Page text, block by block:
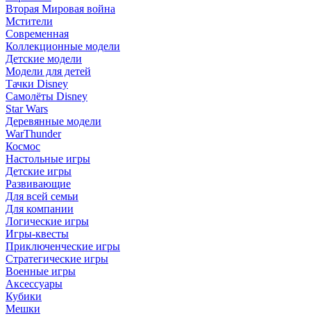
Вторая Мировая война
Мстители
Современная
Коллекционные модели
Детские модели
Модели для детей
Тачки Disney
Самолёты Disney
Star Wars
Деревянные модели
WarThunder
Космос
Настольные игры
Детские игры
Развивающие
Для всей семьи
Для компании
Логические игры
Игры-квесты
Приключенческие игры
Стратегические игры
Военные игры
Аксессуары
Кубики
Мешки